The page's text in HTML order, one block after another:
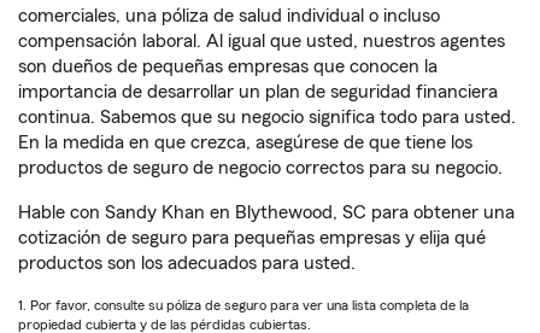
comerciales, una póliza de salud individual o incluso
compensación laboral. Al igual que usted, nuestros agentes
son dueños de pequeñas empresas que conocen la
importancia de desarrollar un plan de seguridad financiera
continua. Sabemos que su negocio significa todo para usted.
En la medida en que crezca, asegúrese de que tiene los
productos de seguro de negocio correctos para su negocio.
Hable con Sandy Khan en Blythewood, SC para obtener una
cotización de seguro para pequeñas empresas y elija qué
productos son los adecuados para usted.
1. Por favor, consulte su póliza de seguro para ver una lista completa de la
propiedad cubierta y de las pérdidas cubiertas.